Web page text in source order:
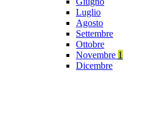
Luglio
Agosto
Settembre
Ottobre
Novembre 1
Dicembre